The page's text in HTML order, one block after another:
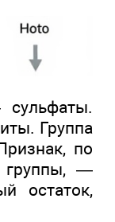
Группа
по
группы, —
остаток,